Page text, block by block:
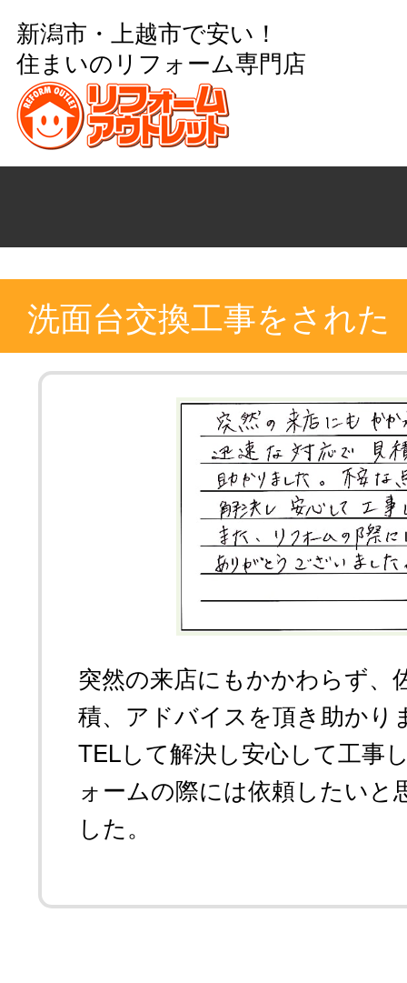
新潟市・上越市で安い！
住まいのリフォーム専門店
洗面台交換工事をされ
突然の来店にもかかわらず、
積、アドバイスを頂き助か
TELして解決し安心して工事
ォームの際には依頼したい
した。